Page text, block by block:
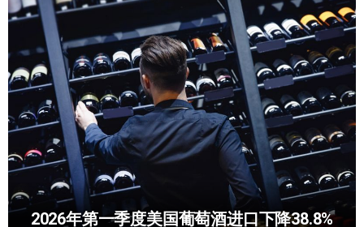
2026年第一季度美国葡萄酒进口下降38.8%